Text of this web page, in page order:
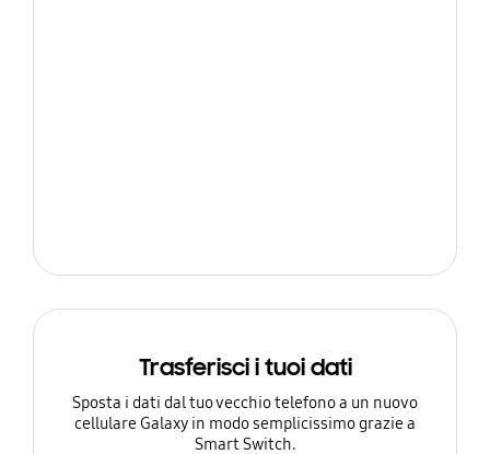
Trasferisci i tuoi dati
Sposta i dati dal tuo vecchio telefono a un nuovo
cellulare Galaxy in modo semplicissimo grazie a
Smart Switch.